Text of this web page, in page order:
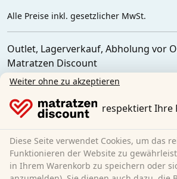
Alle Preise inkl. gesetzlicher MwSt.
Outlet, Lagerverkauf, Abholung vor
Matratzen Discount
Ferdinand-Porsche-Str. 4
Deutschland
Weiter ohne zu akzeptieren
respektiert Ihre
Diese Seite verwendet Cookies, um das
Funktionieren der Website zu
in Ihrem Warenkorb zu speichern oder